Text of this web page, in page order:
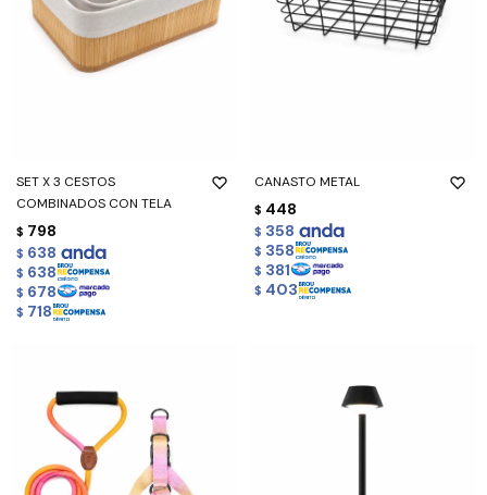
SET X 3 CESTOS
COMBINADOS CON TELA
$ 798
$ 638
$ 638
$ 678
$ 718
CANASTO METAL
$ 448
$ 358
$ 358
$ 381
$ 403